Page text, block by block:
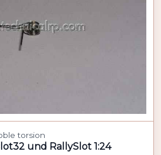
torsion
und RallySlot 1:24